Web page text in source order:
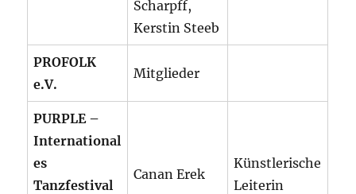
Scharpff,
Kerstin Steeb
PROFOLK
e.V.
Mitglieder
PURPLE –
International
es
Tanzfestival
Canan Erek
Künstlerische
Leiterin